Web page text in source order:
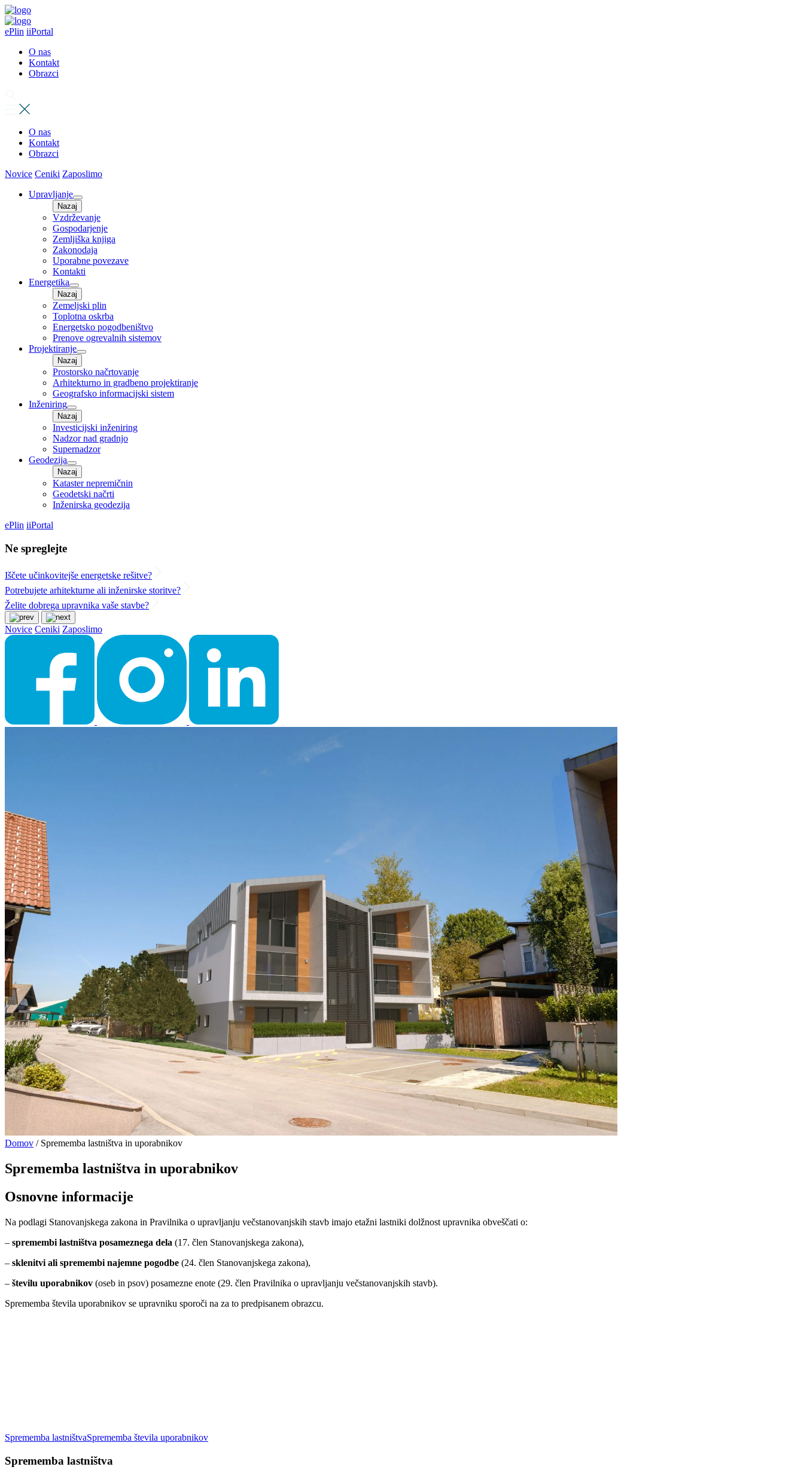
ePlin iiPortal
O nas
Kontakt
Obrazci
O nas
Kontakt
Obrazci
Novice Ceniki Zaposlimo
Upravljanje
Nazaj
Vzdrževanje
Gospodarjenje
Zemljiška knjiga
Zakonodaja
Uporabne povezave
Kontakti
Energetika
Nazaj
Zemeljski plin
Toplotna oskrba
Energetsko pogodbeništvo
Prenove ogrevalnih sistemov
Projektiranje
Nazaj
Prostorsko načrtovanje
Arhitekturno in gradbeno projektiranje
Geografsko informacijski sistem
Inženiring
Nazaj
Investicijski inženiring
Nadzor nad gradnjo
Supernadzor
Geodezija
Nazaj
Kataster nepremičnin
Geodetski načrti
Inženirska geodezija
ePlin iiPortal
Ne spreglejte
Iščete učinkovitejše energetske rešitve?
Potrebujete arhitekturne ali inženirske storitve?
Želite dobrega upravnika vaše stavbe?
Novice Ceniki Zaposlimo
Domov / Sprememba lastništva in uporabnikov
Sprememba lastništva in uporabnikov
Osnovne informacije
Na podlagi Stanovanjskega zakona in Pravilnika o upravljanju večstanovanjskih stavb imajo etažni lastniki dolžnost upravnika obveščati o:
– spremembi lastništva posameznega dela (17. člen Stanovanjskega zakona),
– sklenitvi ali spremembi najemne pogodbe (24. člen Stanovanjskega zakona),
– številu uporabnikov (oseb in psov) posamezne enote (29. člen Pravilnika o upravljanju večstanovanjskih stavb).
Sprememba števila uporabnikov se upravniku sporoči na za to predpisanem obrazcu.
Sprememba lastništvaSprememba števila uporabnikov
Sprememba lastništva